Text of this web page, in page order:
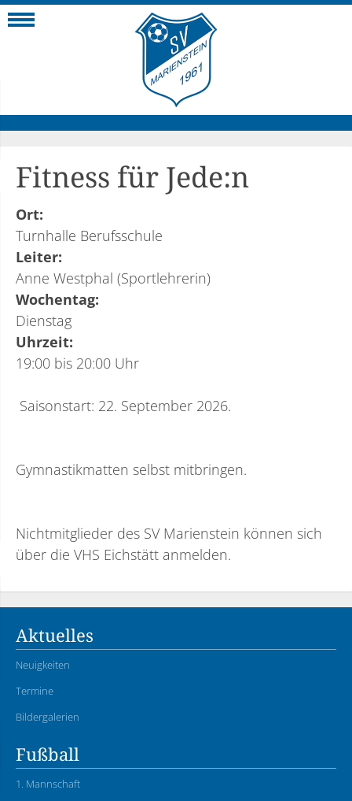
Fitness für Jede:n
Ort:
Turnhalle Berufsschule
Leiter:
Anne Westphal (Sportlehrerin)
Wochentag:
Dienstag
Uhrzeit:
19:00 bis 20:00 Uhr
Saisonstart: 22. September 2026.
Gymnastikmatten selbst mitbringen.
Nichtmitglieder des SV Marienstein können sich
über die VHS Eichstätt anmelden.
Aktuelles
Neuigkeiten
Termine
Bildergalerien
Fußball
1. Mannschaft